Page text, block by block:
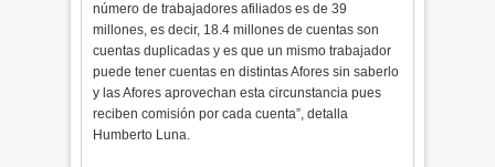
número de trabajadores afiliados es de 39
millones, es decir, 18.4 millones de cuentas son
cuentas duplicadas y es que un mismo trabajador
puede tener cuentas en distintas Afores sin saberlo
y las Afores aprovechan esta circunstancia pues
reciben comisión por cada cuenta”, detalla
Humberto Luna.